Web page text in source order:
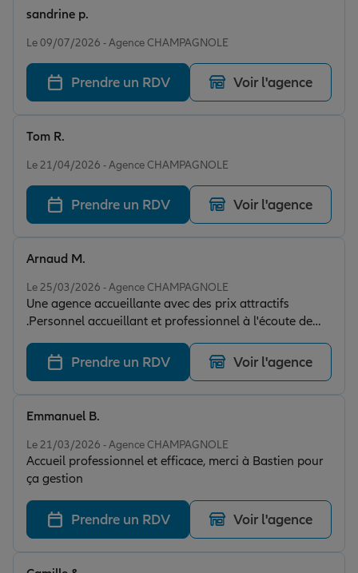
Protection juridique
Retraite
Tous nos devis d'assurance
Le 09/07/2026 - Agence CHAMPAGNOLE
sandrine p.
Prendre un RDV Voir l'agence
Le 21/04/2026 - Agence CHAMPAGNOLE
Tom R.
Prendre un RDV Voir l'agence
Le 25/03/2026 - Agence CHAMPAGNOLE
Une agence accueillante avec des prix attractifs
.Personnel accueillant et professionnel à l'écoute de
vos demande .
Arnaud M.
Prendre un RDV Voir l'agence
Le 21/03/2026 - Agence CHAMPAGNOLE
Accueil professionnel et efficace, merci à Bastien pour
ça gestion
Emmanuel B.
Prendre un RDV Voir l'agence